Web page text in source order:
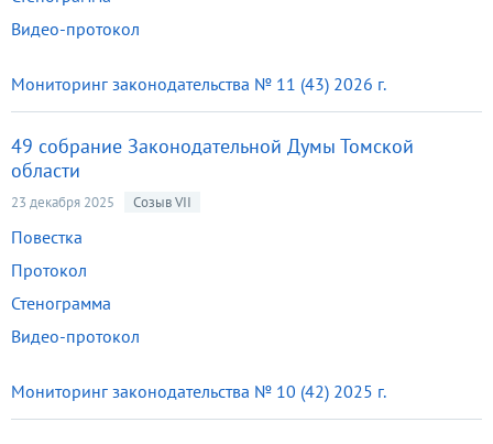
Видео-протокол
Мониторинг законодательства № 11 (43) 2026 г.
49 собрание Законодательной Думы Томской
области
23 декабря 2025 Созыв VII
Повестка
Протокол
Стенограмма
Видео-протокол
Мониторинг законодательства № 10 (42) 2025 г.